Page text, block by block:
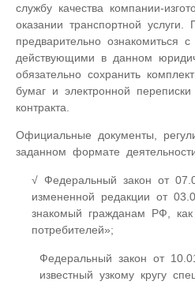
службу качества компании-
оказании транспортной услуги.
предварительно ознакомиться
действующими в данном
обязательно сохранить
бумаг и электронной
контракта.
Официальные документы,
заданном формате
Федеральный закон от
измененной редакции от
знакомый гражданам РФ,
потребителей»;
Федеральный закон от
известный узкому кругу